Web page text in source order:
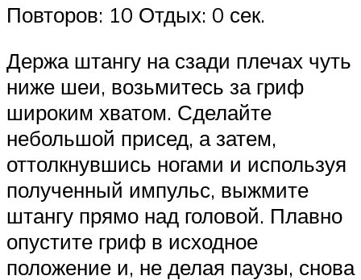
Повторов: 10 Отдых: 0 сек.
Держа штангу на сзади плечах чуть
ниже шеи, возьмитесь за гриф
широким хватом. Сделайте
небольшой присед, а затем,
оттолкнувшись ногами и используя
полученный импульс, выжмите
штангу прямо над головой. Плавно
опустите гриф в исходное
положение и, не делая паузы, снова